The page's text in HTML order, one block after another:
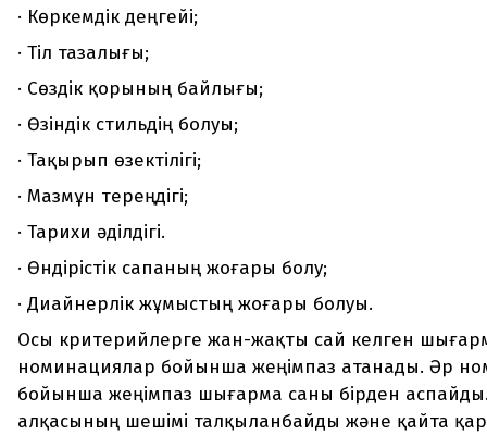
· Көркемдік деңгейі;
· Тіл тазалығы;
· Сөздік қорының байлығы;
· Өзіндік стильдің болуы;
· Тақырып өзектілігі;
· Мазмұн тереңдігі;
· Тарихи әділдігі.
· Өндірістік сапаның жоғары болу;
· Диайнерлік жұмыстың жоғары болуы.
Осы критерийлерге жан-жақты сай келген
номинациялар бойынша жеңімпаз атанады. Әр
бойынша жеңімпаз шығарма саны бірден
алқасының шешімі талқыланбайды және қайта